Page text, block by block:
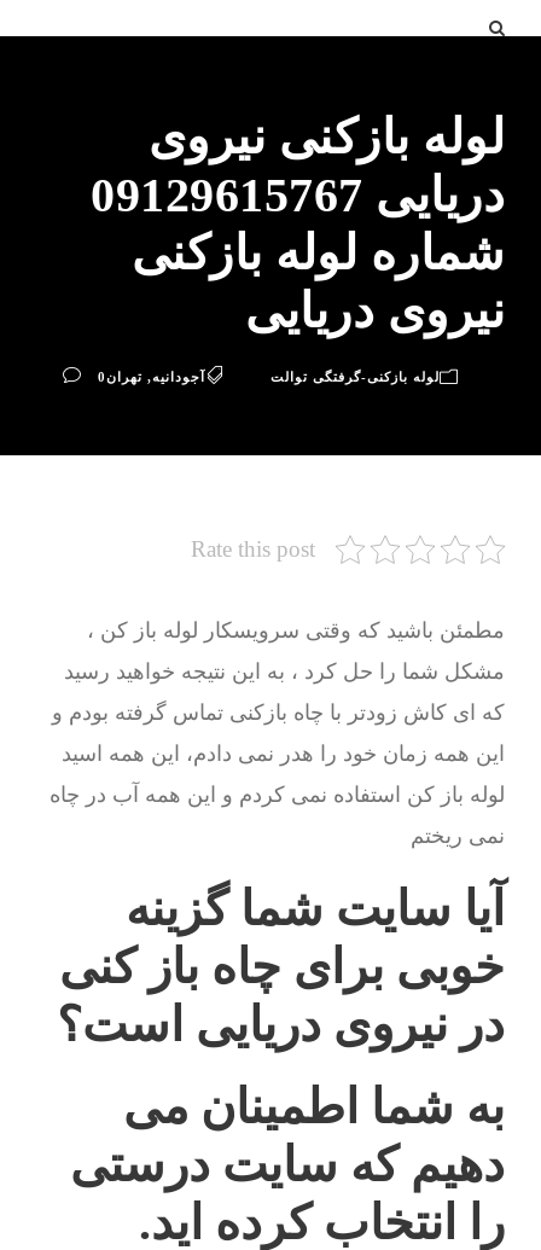
لوله بازکنی نیروی
دریایی 09129615767
شماره لوله بازکنی
نیروی دریایی
لوله بازکنی-گرفتگی توالت آجودانیه, تهران0
Rate this post
مطمئن باشید که وقتی سرویسکار لوله باز کن ،
مشکل شما را حل کرد ، به این نتیجه خواهید رسید
که ای کاش زودتر با چاه بازکنی تماس گرفته بودم و
این همه زمان خود را هدر نمی دادم، این همه اسید
لوله باز کن استفاده نمی کردم و این همه آب در چاه
نمی ریختم
آیا سایت شما گزینه
خوبی برای چاه باز کنی
در نیروی دریایی است؟
به شما اطمینان می
دهیم که سایت درستی
را انتخاب کرده اید.